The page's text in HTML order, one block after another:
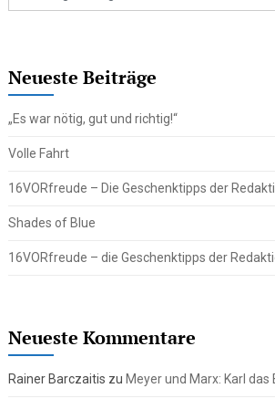
Neueste Beiträge
„Es war nötig, gut und richtig!“
Volle Fahrt
16VORfreude – Die Geschenktipps der
Shades of Blue
16VORfreude – die Geschenktipps der
Neueste Kommentare
Rainer Barczaitis zu Meyer und Marx: Karl das